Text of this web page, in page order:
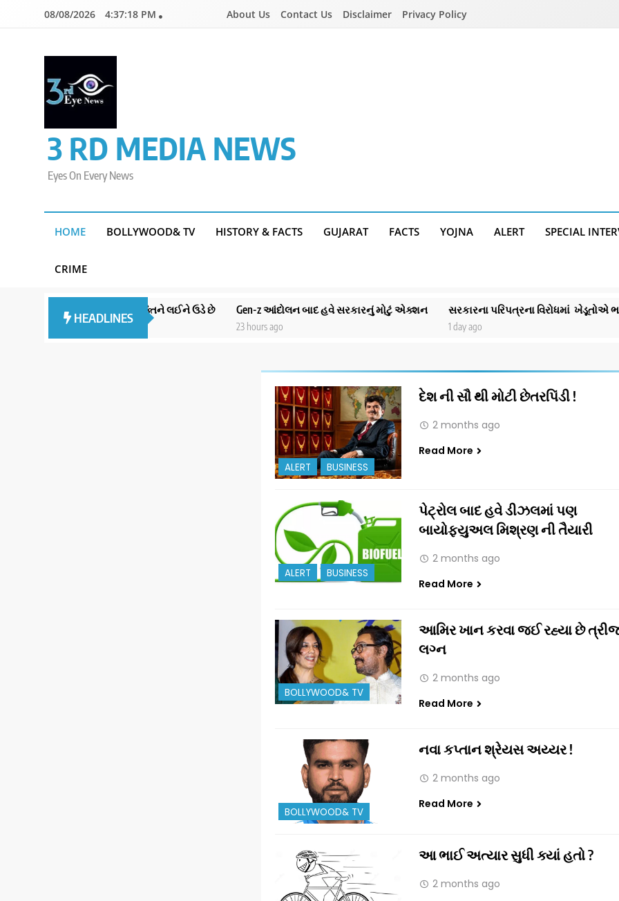
08/08/2026 4:37:19 PM About Us Contact Us Disclaimer Privacy Policy
3 RD MEDIA NEWS
Eyes On Every News
HOME BOLLYWOOD& TV HISTORY & FACTS GUJARAT FACTS YOJNA ALERT SPECIAL
CRIME
HEADLINES
ડ્રોન બનાવ્યું, જે વ્યક્તિને લઈને ઉડે છે Gen-z આંદોલન બાદ હવે સરકારનું મોટું એક્શન
23 hours ago
સરકારના પરિપત્રના વિરોધમાં ખેડૂતોએ ભાજપ
ALERT BUSINESS
દેશ ની સૌ થી મોટી છેતરપિંડી !
2 months ago
Read More
ALERT BUSINESS
પેટ્રોલ બાદ હવે ડીઝલમાં પણ
બાયોફ્યુઅલ મિશ્રણ ની તૈયારી
2 months ago
Read More
BOLLYWOOD& TV
આમિર ખાન કરવા જઈ રહ્યા છે
લગ્ન
2 months ago
Read More
BOLLYWOOD& TV
નવા કપ્તાન શ્રેયસ અય્યર !
2 months ago
Read More
આ ભાઈ અત્યાર સુધી ક્યાં હતો ?
2 months ago